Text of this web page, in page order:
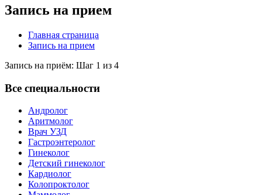
Запись на прием
Главная страница
Запись на прием
Запись на приём: Шаг 1 из 4
Все специальности
Андролог
Аритмолог
Врач УЗД
Гастроэнтеролог
Гинеколог
Детский гинеколог
Кардиолог
Колопроктолог